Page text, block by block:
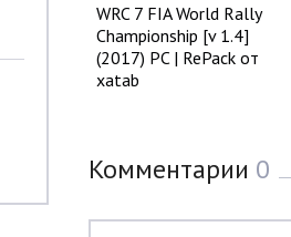
WRC 7 FIA World Rally
Championship [v 1.4]
(2017) PC | RePack от
xatab
Комментарии 0